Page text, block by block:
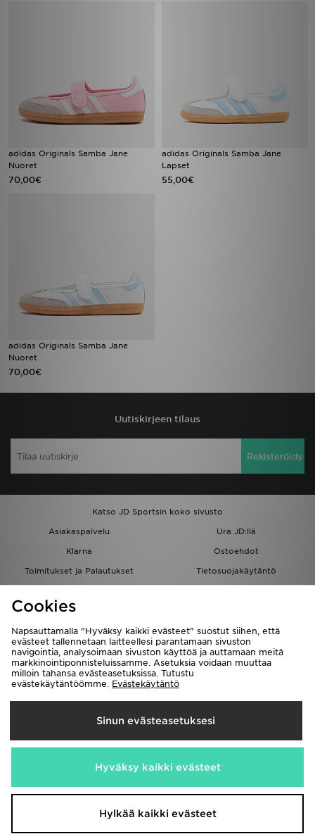
adidas Originals Samba Jane
Nuoret
70,00€
adidas Originals Samba Jane
Lapset
55,00€
adidas Originals Samba Jane
Nuoret
70,00€
Uutiskirjeen tilaus
Rekisteröidy
Katso JD Sportsin koko sivusto
Asiakaspalvelu
Ura JD:llä
Klarna
Ostoehdot
Toimitukset ja Palautukset
Tietosuojakäytäntö
Löydä myymälä
Kumppanuusohjelma
JD Blog
Toimitetaan
Suomi
Me hyväksymme seuraavat maksutavat
Vieraile yrityksemme sivullawww.jdplc.com
Cookies
Napsauttamalla "Hyväksy kaikki evästeet" suostut siihen, että
evästeet tallennetaan laitteellesi parantamaan sivuston
navigointia, analysoimaan sivuston käyttöä ja auttamaan meitä
markkinointiponnisteluissamme. Asetuksia voidaan muuttaa
milloin tahansa evästeasetuksissa. Tutustu
evästekäytäntöömme. Evästekäytäntö
Sinun evästeasetuksesi
Hyväksy kaikki evästeet
Hylkää kaikki evästeet